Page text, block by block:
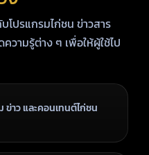
ปรแกรมไก่ชน ข่าวสาร
วามรู้ต่าง ๆ เพื่อให้ผู้ใช้ไป
าว และคอนเทนต์ไก่ชน